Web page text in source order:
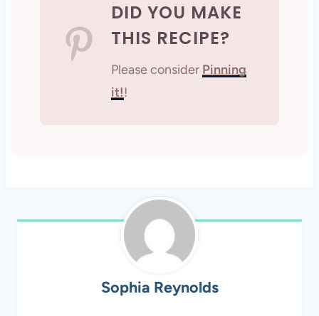
DID YOU MAKE
THIS RECIPE?
Please consider Pinning
it!!
Sophia Reynolds